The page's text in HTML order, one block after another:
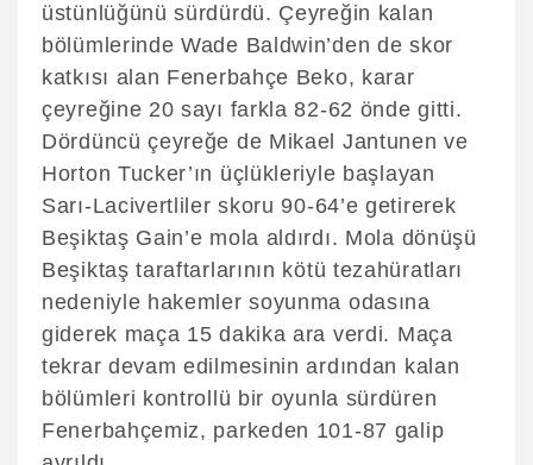
üstünlüğünü sürdürdü. Çeyreğin kalan
bölümlerinde Wade Baldwin’den de skor
katkısı alan Fenerbahçe Beko, karar
çeyreğine 20 sayı farkla 82-62 önde gitti.
Dördüncü çeyreğe de Mikael Jantunen ve
Horton Tucker’ın üçlükleriyle başlayan
Sarı-Lacivertliler skoru 90-64’e getirerek
Beşiktaş Gain’e mola aldırdı. Mola dönüşü
Beşiktaş taraftarlarının kötü tezahüratları
nedeniyle hakemler soyunma odasına
giderek maça 15 dakika ara verdi. Maça
tekrar devam edilmesinin ardından kalan
bölümleri kontrollü bir oyunla sürdüren
Fenerbahçemiz, parkeden 101-87 galip